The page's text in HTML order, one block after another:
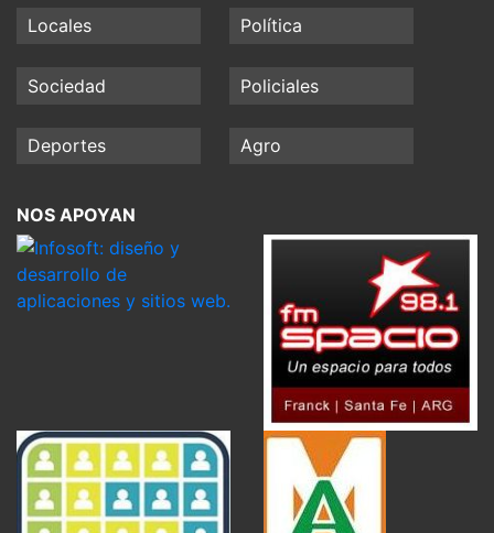
Locales
Política
Sociedad Policiales
Deportes Agro
NOS APOYAN